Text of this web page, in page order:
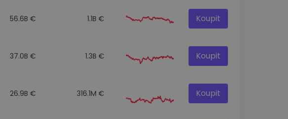
56.6B € 1.1B € Koupit
37.0B € 1.3B € Koupit
26.9B € 316.1M € Koupit